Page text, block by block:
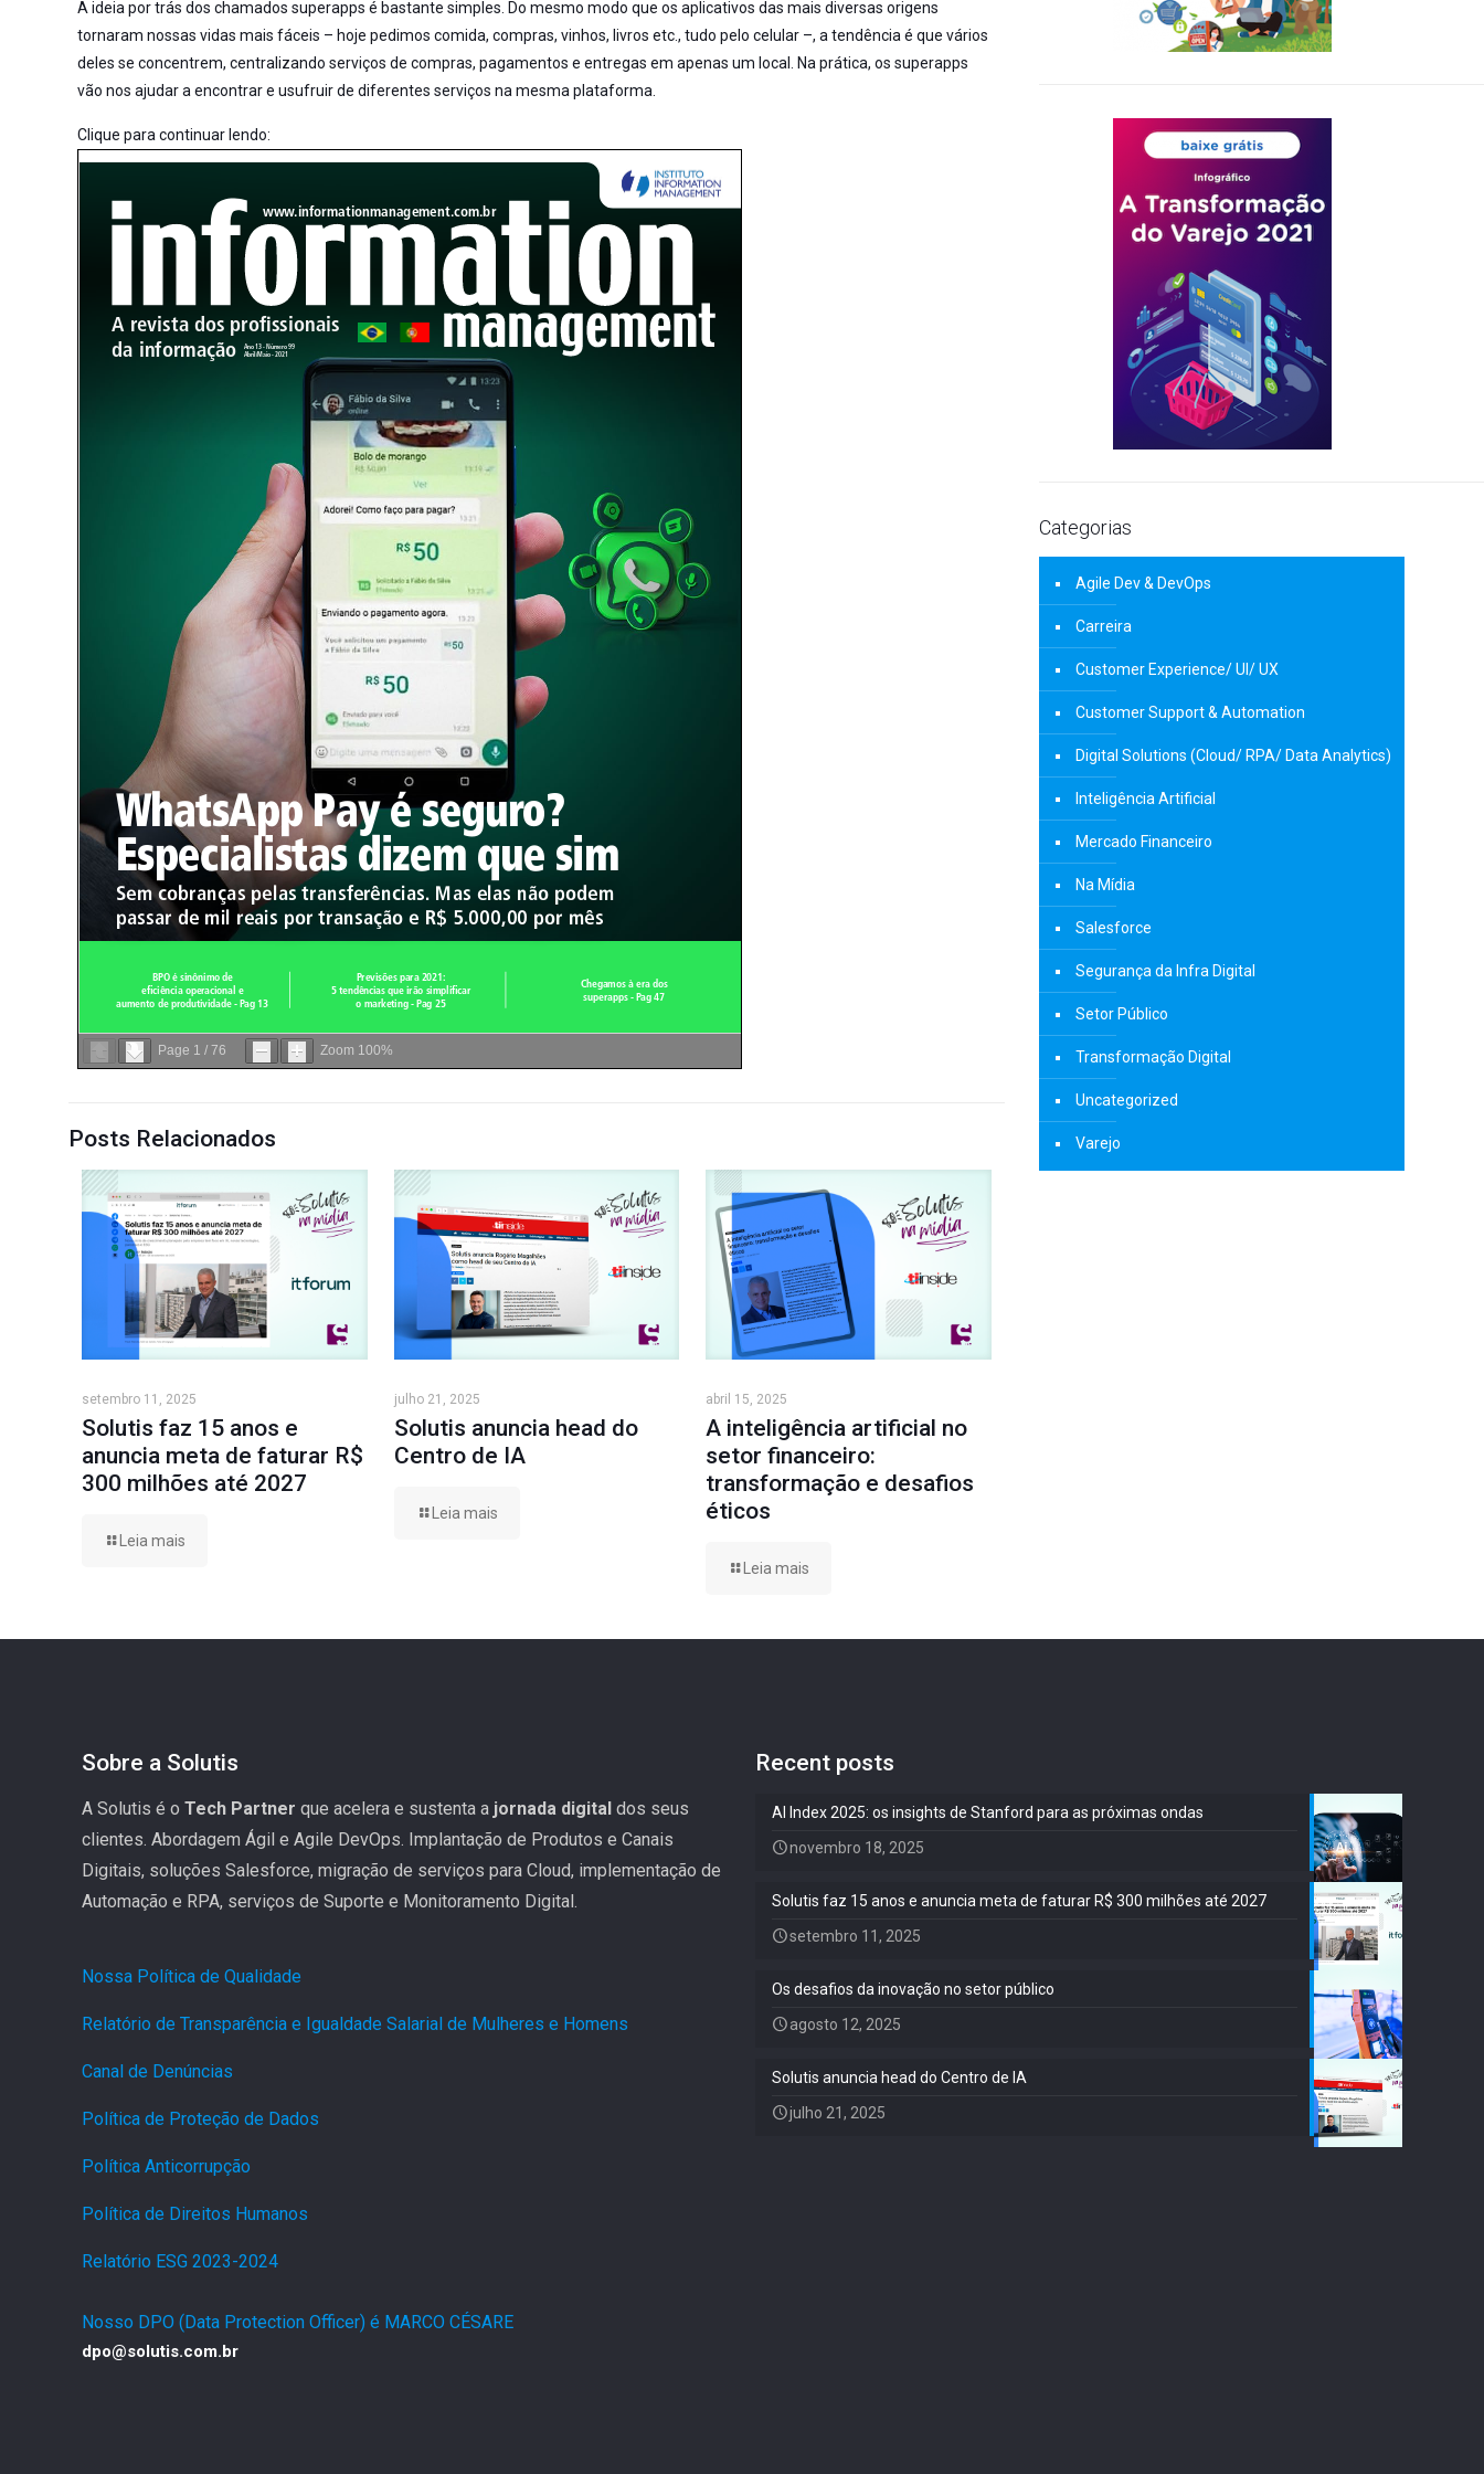
A ideia por trás dos chamados superapps é bastante simples. Do mesmo modo que os aplicativos das mais diversas origens
tornaram nossas vidas mais fáceis – hoje pedimos comida, compras, vinhos, livros etc., tudo pelo celular –, a tendência é que vários
deles se concentrem, centralizando serviços de compras, pagamentos e entregas em apenas um local. Na prática, os superapps
vão nos ajudar a encontrar e usufruir de diferentes serviços na mesma plataforma.
Clique para continuar lendo:
Page 1 /76 Zoom 100%
Posts Relacionados
setembro 11, 2025
Solutis faz 15 anos e
anuncia meta de faturar R$
300 milhões até 2027
Leia mais
julho 21, 2025
Solutis anuncia head do
Centro de IA
Leia mais
abril 15, 2025
A inteligência artificial no
setor financeiro:
transformação e desafios
éticos
Leia mais
Categorias
Agile Dev & DevOps
Carreira
Customer Experience/ UI/ UX
Customer Support & Automation
Digital Solutions (Cloud/ RPA/ Data Analytics)
Inteligência Artificial
Mercado Financeiro
Na Mídia
Salesforce
Segurança da Infra Digital
Setor Público
Transformação Digital
Uncategorized
Varejo
Sobre a Solutis
A Solutis é o Tech Partner que acelera e sustenta a jornada digital dos seus
clientes. Abordagem Ágil e Agile DevOps. Implantação de Produtos e Canais
Digitais, soluções Salesforce, migração de serviços para Cloud, implementação de
Automação e RPA, serviços de Suporte e Monitoramento Digital.
Nossa Política de Qualidade
Relatório de Transparência e Igualdade Salarial de Mulheres e Homens
Canal de Denúncias
Política de Proteção de Dados
Política Anticorrupção
Política de Direitos Humanos
Relatório ESG 2023-2024
Nosso DPO (Data Protection Officer) é MARCO CÉSARE
dpo@solutis.com.br
Recent posts
AI Index 2025: os insights de Stanford para as próximas ondas
novembro 18, 2025
Solutis faz 15 anos e anuncia meta de faturar R$ 300 milhões até 2027
setembro 11, 2025
Os desafios da inovação no setor público
agosto 12, 2025
Solutis anuncia head do Centro de IA
julho 21, 2025